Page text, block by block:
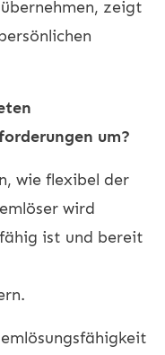
zeigt
um?
wie flexibel der
wird
ist und bereit